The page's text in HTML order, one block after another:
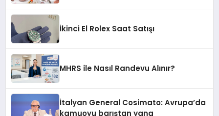
İkinci El Rolex Saat Satışı
MHRS ile Nasıl Randevu Alınır?
İtalyan General Cosimato: Avrupa’da
kamuoyu barıştan yana